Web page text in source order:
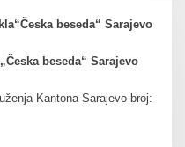
beseda“ Sarajevo
beseda“ Sarajevo
Kantona Sarajevo broj: